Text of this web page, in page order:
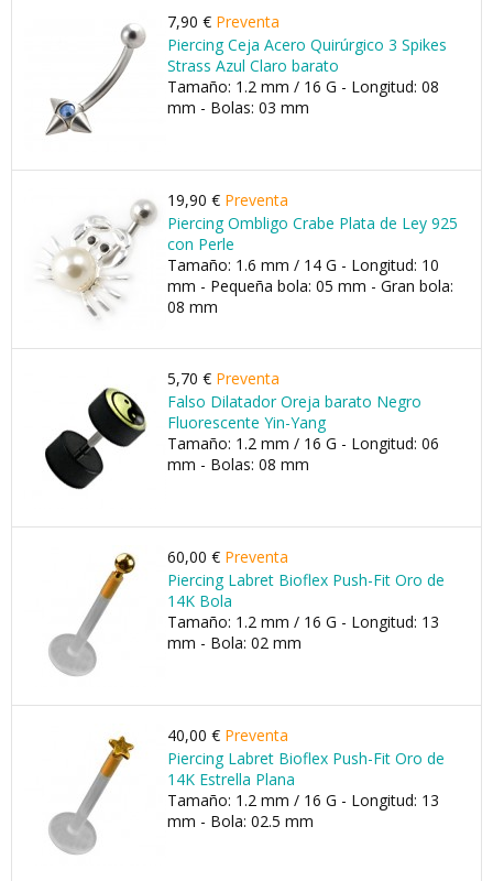
7,90 € Preventa
Piercing Ceja Acero Quirúrgico 3 Spikes
Strass Azul Claro barato
Tamaño: 1.2 mm / 16 G - Longitud: 08
mm - Bolas: 03 mm
19,90 € Preventa
Piercing Ombligo Crabe Plata de Ley 925
con Perle
Tamaño: 1.6 mm / 14 G - Longitud: 10
mm - Pequeña bola: 05 mm - Gran bola:
08 mm
5,70 € Preventa
Falso Dilatador Oreja barato Negro
Fluorescente Yin-Yang
Tamaño: 1.2 mm / 16 G - Longitud: 06
mm - Bolas: 08 mm
60,00 € Preventa
Piercing Labret Bioflex Push-Fit Oro de
14K Bola
Tamaño: 1.2 mm / 16 G - Longitud: 13
mm - Bola: 02 mm
40,00 € Preventa
Piercing Labret Bioflex Push-Fit Oro de
14K Estrella Plana
Tamaño: 1.2 mm / 16 G - Longitud: 13
mm - Bola: 02.5 mm